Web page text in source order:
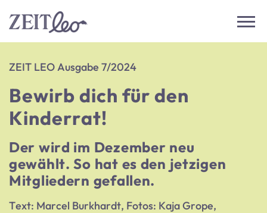
ZEIT LEO Ausgabe 7/2024
Bewirb dich für den
Kinderrat!
Der wird im Dezember neu
gewählt. So hat es den jetzigen
Mitgliedern gefallen.
Text: Marcel Burkhardt, Fotos: Kaja Grope,